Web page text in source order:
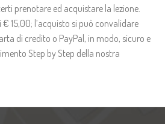
prenotare ed acquistare la lezione.
15,00; l’acquisto si può convalidare
di credito o PayPal, in modo, sicuro e
Step by Step della nostra